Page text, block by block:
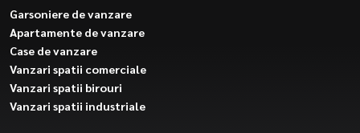
Garsoniere de vanzare
Apartamente de vanzare
Case de vanzare
Vanzari spatii comerciale
Vanzari spatii birouri
Vanzari spatii industriale